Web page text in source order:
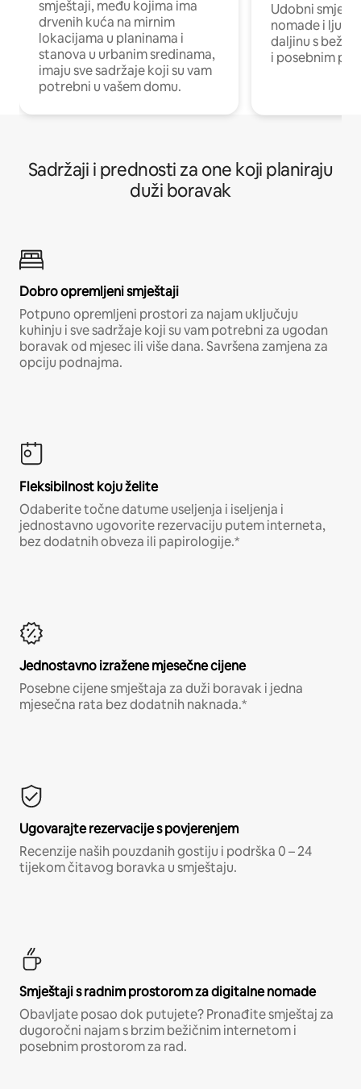
smještaji, među kojima ima
drvenih kuća na mirnim
lokacijama u planinama i
stanova u urbanim sredinama,
imaju sve sadržaje koji su vam
potrebni u vašem domu.
Udobni
nomade i ljude
daljinu s
i posebnim
Sadržaji i prednosti za one koji planiraju
duži boravak
Dobro opremljeni smještaji
Potpuno opremljeni prostori za najam uključuju
kuhinju i sve sadržaje koji su vam potrebni za ugodan
boravak od mjesec ili više dana. Savršena zamjena za
opciju podnajma.
Fleksibilnost koju želite
Odaberite točne datume useljenja i iseljenja i
jednostavno ugovorite rezervaciju putem interneta,
bez dodatnih obveza ili papirologije.*
Jednostavno izražene mjesečne cijene
Posebne cijene smještaja za duži boravak i jedna
mjesečna rata bez dodatnih naknada.*
Ugovarajte rezervacije s povjerenjem
Recenzije naših pouzdanih gostiju i podrška 0 – 24
tijekom čitavog boravka u smještaju.
Smještaji s radnim prostorom za digitalne nomade
Obavljate posao dok putujete? Pronađite smještaj za
dugoročni najam s brzim bežičnim internetom i
posebnim prostorom za rad.